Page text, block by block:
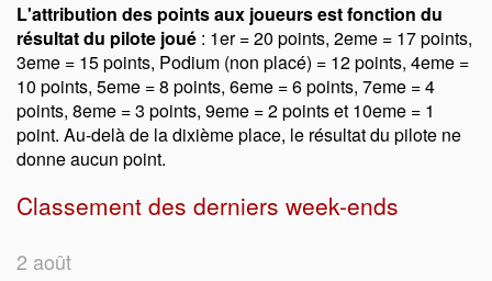
L'attribution des points aux joueurs est fonction du
résultat du pilote joué : 1er = 20 points, 2eme = 17 points,
3eme = 15 points, Podium (non placé) = 12 points, 4eme =
10 points, 5eme = 8 points, 6eme = 6 points, 7eme = 4
points, 8eme = 3 points, 9eme = 2 points et 10eme = 1
point. Au-delà de la dixième place, le résultat du pilote ne
donne aucun point.
Classement des derniers week-ends
2 août